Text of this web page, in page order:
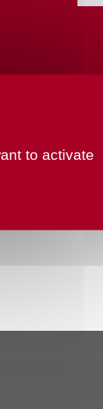
to activate